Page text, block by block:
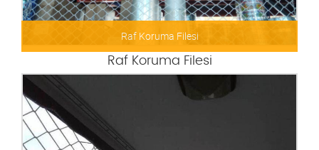
Raf Koruma Filesi
Raf Koruma Filesi